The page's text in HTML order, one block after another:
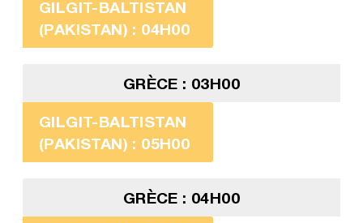
GILGIT-BALTISTAN
(PAKISTAN) : 04H00
GRÈCE : 03H00
GILGIT-BALTISTAN
(PAKISTAN) : 05H00
GRÈCE : 04H00